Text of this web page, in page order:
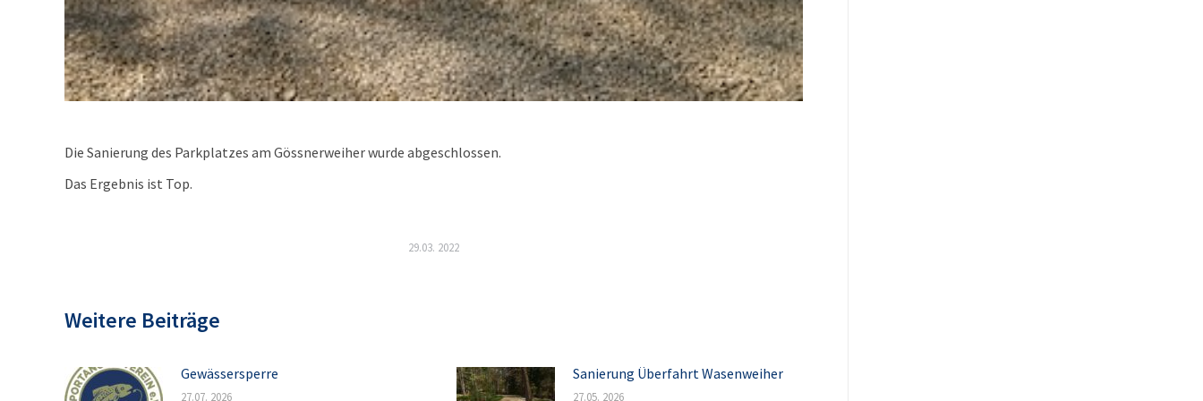
Die Sanierung des Parkplatzes am Gössnerweiher wurde abgeschlossen.
Das Ergebnis ist Top.
29.03. 2022
Weitere Beiträge
Gewässersperre
27.07. 2026
Sanierung Überfahrt Wasenweiher
27.05. 2026